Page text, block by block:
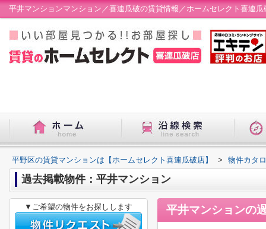
平井マンションマンション／喜連瓜破の賃貸情報／ホームセレクト喜連瓜
平野区の賃貸マンションは【ホームセレクト喜連瓜破店】 > 物件カタ
過去掲載物件：平井マンション
平井マンションの
▼ご希望の物件をお探しします